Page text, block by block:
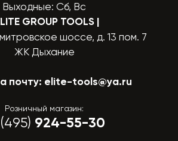
Выходные: Сб, Вс
GROUP TOOLS |
шоссе, д. 13 пом. 7
ЖК Дыхание
почту: elite-tools@ya.ru
Розничный магазин:
924-55-30